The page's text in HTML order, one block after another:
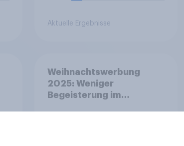
Aktuelle Ergebnisse
Weihnachtswerbung
2025: Weniger
Begeisterung im